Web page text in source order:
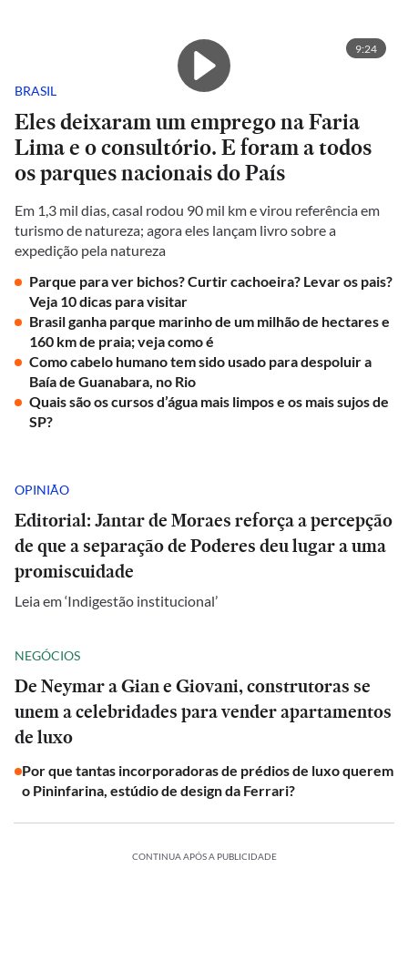
9:24
BRASIL
Eles deixaram um emprego na Faria
Lima e o consultório. E foram a todos
os parques nacionais do País
Em 1,3 mil dias, casal rodou 90 mil km e virou referência em
turismo de natureza; agora eles lançam livro sobre a
expedição pela natureza
Parque para ver bichos? Curtir cachoeira? Levar os pais?
Veja 10 dicas para visitar
Brasil ganha parque marinho de um milhão de hectares e
160 km de praia; veja como é
Como cabelo humano tem sido usado para despoluir a
Baía de Guanabara, no Rio
Quais são os cursos d’água mais limpos e os mais sujos de
SP?
OPINIÃO
Editorial: Jantar de Moraes reforça a percepção
de que a separação de Poderes deu lugar a uma
promiscuidade
Leia em ‘Indigestão institucional’
NEGÓCIOS
De Neymar a Gian e Giovani, construtoras se
unem a celebridades para vender apartamentos
de luxo
Por que tantas incorporadoras de prédios de luxo querem
o Pininfarina, estúdio de design da Ferrari?
CONTINUA APÓS A PUBLICIDADE